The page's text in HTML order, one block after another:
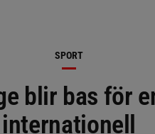
SPORT
blir bas för
internationell